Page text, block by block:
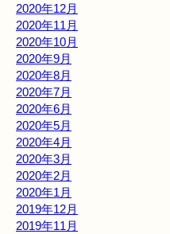
2020年12月
2020年11月
2020年10月
2020年9月
2020年8月
2020年7月
2020年6月
2020年5月
2020年4月
2020年3月
2020年2月
2020年1月
2019年12月
2019年11月